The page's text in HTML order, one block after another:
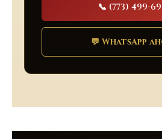
📞 (773) 499-
💬 WhatsApp